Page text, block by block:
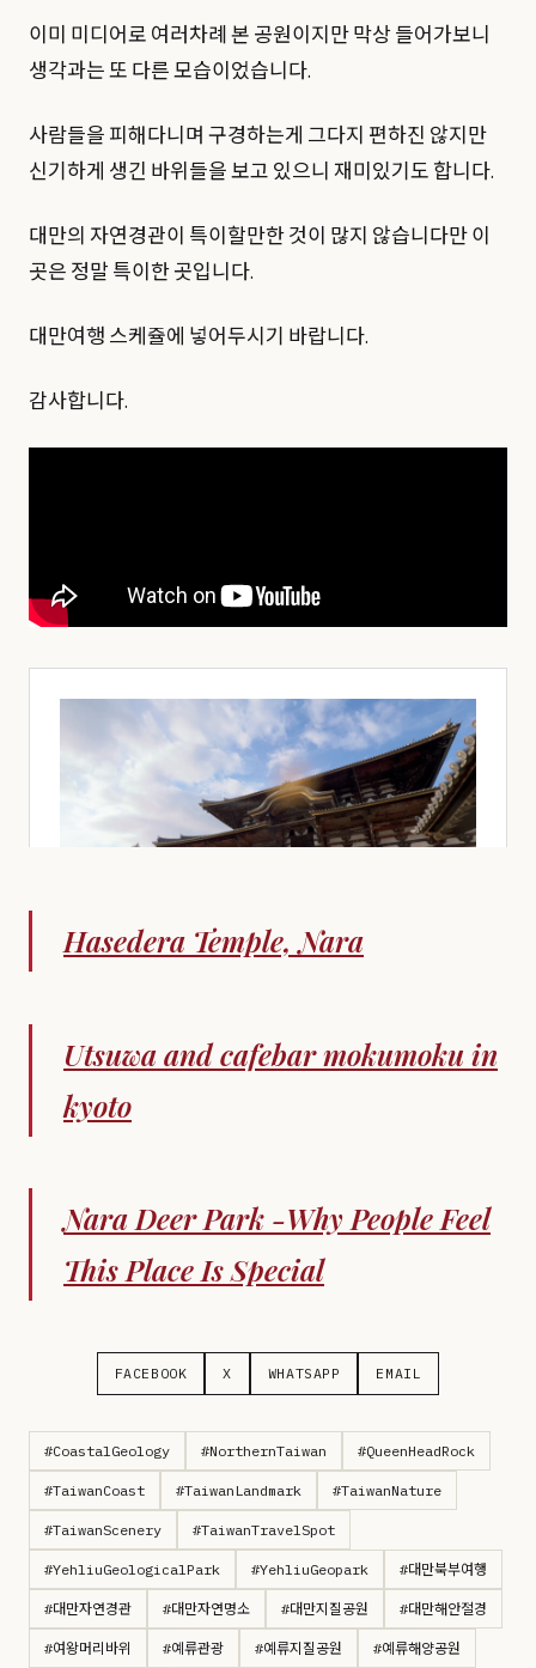
이미 미디어로 여러차례 본 공원이지만 막상 들어가보니
생각과는 또 다른 모습이었습니다.
사람들을 피해다니며 구경하는게 그다지 편하진 않지만
신기하게 생긴 바위들을 보고 있으니 재미있기도 합니다.
대만의 자연경관이 특이할만한 것이 많지 않습니다만 이
곳은 정말 특이한 곳입니다.
대만여행 스케쥴에 넣어두시기 바랍니다.
감사합니다.
Hasedera Temple, Nara
Utsuwa and cafebar mokumoku in
kyoto
Nara Deer Park -Why People Feel
This Place Is Special
FACEBOOK X WHATSAPP EMAIL
#CoastalGeology #NorthernTaiwan #QueenHeadRock
#TaiwanCoast #TaiwanLandmark #TaiwanNature
#TaiwanScenery #TaiwanTravelSpot
#YehliuGeologicalPark #YehliuGeopark #대만북부여행
#대만자연경관 #대만자연명소 #대만지질공원 #대만해안절경
#여왕머리바위 #예류관광 #예류지질공원 #예류해양공원